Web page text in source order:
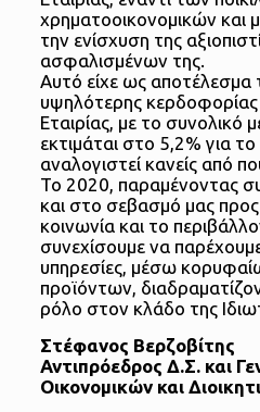
χρηματοοικονομικών και
την ενίσχυση της
ασφαλισμένων της.
Αυτό είχε ως
υψηλότερης κερδοφορίας
Εταιρίας, με το συνολικό
εκτιμάται στο 5,2% για
αναλογιστεί κανείς από
Το 2020, παραμένοντας
και στο σεβασμό μας
κοινωνία και το
συνεχίσουμε να
υπηρεσίες, μέσω
προϊόντων,
ρόλο στον κλάδο της
Στέφανος Βερζοβίτης
Αντιπρόεδρος Δ.Σ. και
Οικονομικών και